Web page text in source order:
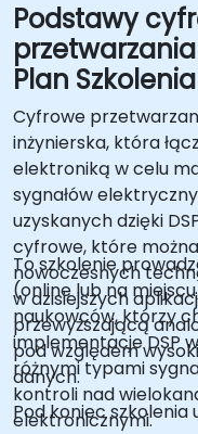
Podstawy
Plan Szkolenia
Cyfrowe
inżynierska, która
elektroniką w celu
sygnałów
uzyskanych dzięki
cyfrowe, które
nowoczesnych
w dzisiejszych
przewyższającą
pod względem
danych.
To szkolenie
(online lub na
naukowców, którzy
implementacje DSP
różnymi typami
kontroli nad
elektronicznymi.
Pod koniec